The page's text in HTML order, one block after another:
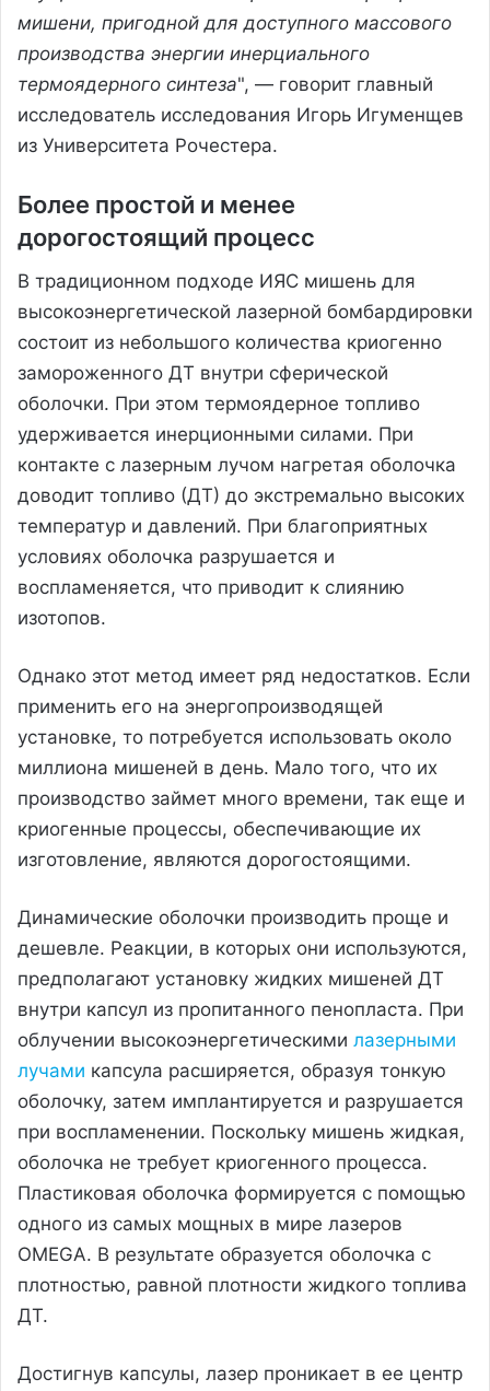
мишени, пригодной для доступного массового
производства энергии инерциального
термоядерного синтеза", — говорит главный
исследователь исследования Игорь Игуменщев
из Университета Рочестера.
Более простой и менее
дорогостоящий процесс
В традиционном подходе ИЯС мишень для
высокоэнергетической лазерной бомбардировки
состоит из небольшого количества криогенно
замороженного ДТ внутри сферической
оболочки. При этом термоядерное топливо
удерживается инерционными силами. При
контакте с лазерным лучом нагретая оболочка
доводит топливо (ДТ) до экстремально высоких
температур и давлений. При благоприятных
условиях оболочка разрушается и
воспламеняется, что приводит к слиянию
изотопов.
Однако этот метод имеет ряд недостатков. Если
применить его на энергопроизводящей
установке, то потребуется использовать около
миллиона мишеней в день. Мало того, что их
производство займет много времени, так еще и
криогенные процессы, обеспечивающие их
изготовление, являются дорогостоящими.
Динамические оболочки производить проще и
дешевле. Реакции, в которых они используются,
предполагают установку жидких мишеней ДТ
внутри капсул из пропитанного пенопласта. При
облучении высокоэнергетическими лазерными
лучами капсула расширяется, образуя тонкую
оболочку, затем имплантируется и разрушается
при воспламенении. Поскольку мишень жидкая,
оболочка не требует криогенного процесса.
Пластиковая оболочка формируется с помощью
одного из самых мощных в мире лазеров
OMEGA. В результате образуется оболочка с
плотностью, равной плотности жидкого топлива
ДТ.
Достигнув капсулы, лазер проникает в ее центр